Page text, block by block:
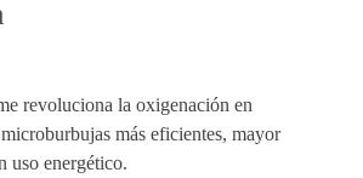
revoluciona la oxigenación en
más eficientes, mayor
uso energético.